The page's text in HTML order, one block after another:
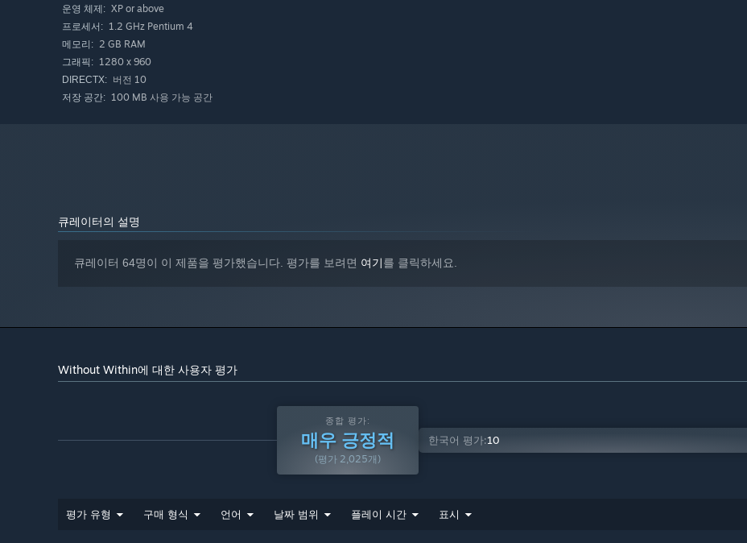
운영 체제: XP or above
프로세서: 1.2 GHz Pentium 4
메모리: 2 GB RAM
그래픽: 1280 x 960
DIRECTX: 버전 10
저장 공간: 100 MB 사용 가능 공간
큐레이터의 설명
큐레이터 64명이 이 제품을 평가했습니다. 평가를 보려면 여기를 클릭하세요.
Without Within에 대한 사용자 평가
종합 평가:
매우 긍정적
(평가 2,025개)
한국어 평가:10
평가 유형 구매 형식 언어 날짜 범위 플레이 시간 표시